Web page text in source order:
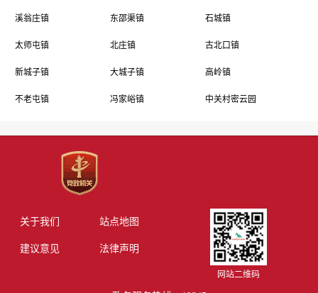
溪翁庄镇 东邵渠镇 石城镇
太师屯镇 北庄镇 古北口镇
新城子镇 大城子镇 高岭镇
不老屯镇 冯家峪镇 中关村密云园
关于我们 站点地图
建议意见 法律声明
网站二维码